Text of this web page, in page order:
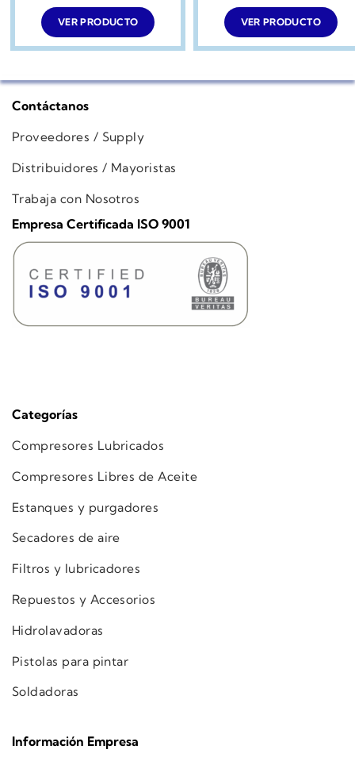
VER PRODUCTO VER PRODUCTO
Categorías
Compresores Lubricados
Compresores Libres de Aceite
Estanques y purgadores
Secadores de aire
Filtros y lubricadores
Repuestos y Accesorios
Hidrolavadoras
Pistolas para pintar
Soldadoras
Información Empresa
Contáctanos
Proveedores / Supply
Distribuidores / Mayoristas
Trabaja con Nosotros
Empresa Certificada ISO 9001